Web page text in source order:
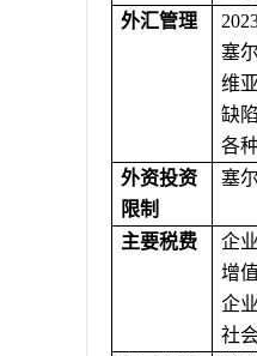
外汇管理
2
塞
维
缺
各
外资投资
限制
塞
主要税费 企
增
企
社